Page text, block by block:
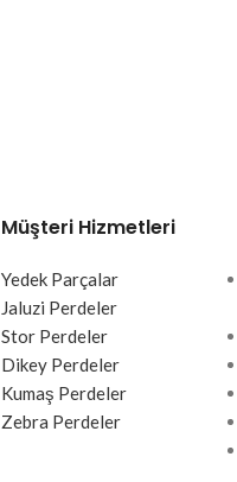
Müşteri Hizmetleri
Yedek Parçalar
Jaluzi Perdeler
Stor Perdeler
Dikey Perdeler
Kumaş Perdeler
Zebra Perdeler